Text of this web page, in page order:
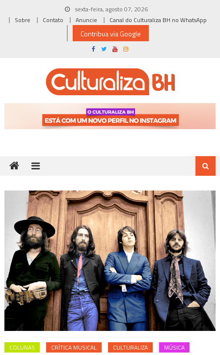
sexta-feira, agosto 07, 2026
Sobre
Contato Anuncie Canal do Culturaliza BH no WhatsApp
Contribua via Google
COLUNAS CRÍTICA MUSICAL CULTURALIZA
MÚSICA